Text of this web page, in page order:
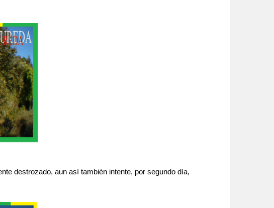
destrozado, aun así también intente, por segundo día,